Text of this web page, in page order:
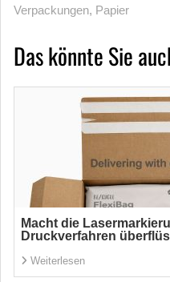
Verpackungen, Papier
Das könnte Sie
Macht die
Druckverfahren
Weiterlesen